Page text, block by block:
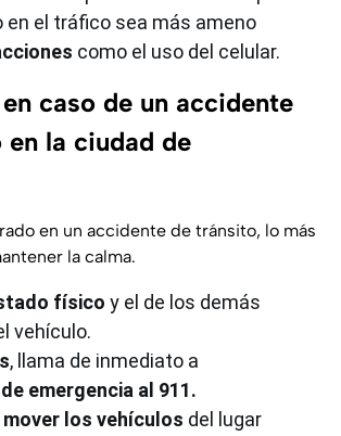
en el tráfico sea más ameno
como el uso del celular.
caso de un accidente
la ciudad de
en un accidente de tránsito, lo más
la calma.
físico y el de los demás
vehículo.
, llama de inmediato a
emergencia al 911.
los vehículos del lugar